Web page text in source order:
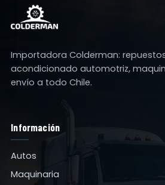
Importadora Colderman:
acondicionado automotriz,
envío a todo Chile.
Información
Autos
Maquinaria